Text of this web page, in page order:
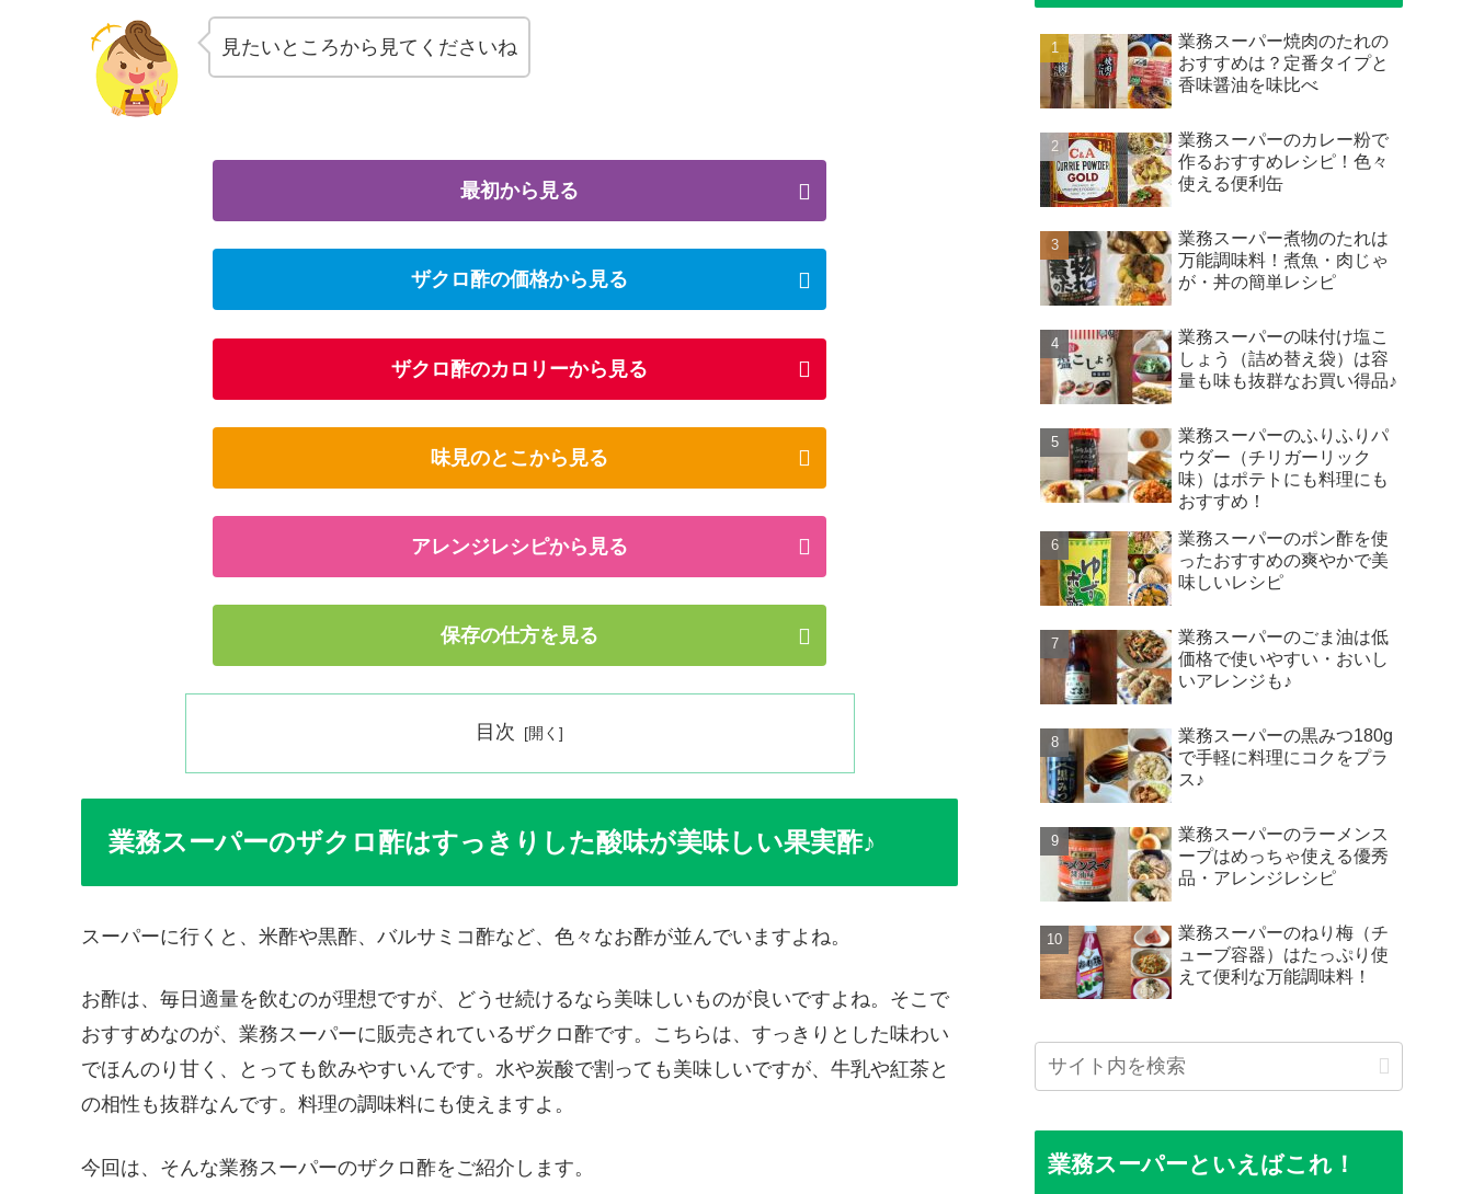
見たいところから見てくださいね
最初から見る
ザクロ酢の価格から見る
ザクロ酢のカロリーから見る
味見のとこから見る
アレンジレシピから見る
保存の仕方を見る
目次
業務スーパーのザクロ酢はすっきりした酸味が美味しい果実酢♪
スーパーに行くと、米酢や黒酢、バルサミコ酢など、色々なお酢が並んでいますよね。
お酢は、毎日適量を飲むのが理想ですが、どうせ続けるなら美味しいものが良いですよね。そこで
おすすめなのが、業務スーパーに販売されているザクロ酢です。こちらは、すっきりとした味わい
でほんのり甘く、とっても飲みやすいんです。水や炭酸で割っても美味しいですが、牛乳や紅茶と
の相性も抜群なんです。料理の調味料にも使えますよ。
今回は、そんな業務スーパーのザクロ酢をご紹介します。
業務スーパー焼肉のたれの
おすすめは？定番タイプと
香味醤油を味比べ
業務スーパーのカレー粉で
作るおすすめレシピ！色々
使える便利缶
業務スーパー煮物のたれは
万能調味料！煮魚・肉じゃ
が・丼の簡単レシピ
業務スーパーの味付け塩こ
しょう（詰め替え袋）は容
量も味も抜群なお買い得品♪
業務スーパーのふりふりパ
ウダー（チリガーリック
味）はポテトにも料理にも
おすすめ！
業務スーパーのポン酢を使
ったおすすめの爽やかで美
味しいレシピ
業務スーパーのごま油は低
価格で使いやすい・おいし
いアレンジも♪
業務スーパーの黒みつ180g
で手軽に料理にコクをプラ
ス♪
業務スーパーのラーメンス
ープはめっちゃ使える優秀
品・アレンジレシピ
業務スーパーのねり梅（チ
ューブ容器）はたっぷり使
えて便利な万能調味料！
業務スーパーといえばこれ！